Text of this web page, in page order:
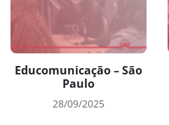
Educomunicação – São
Paulo
28/09/2025